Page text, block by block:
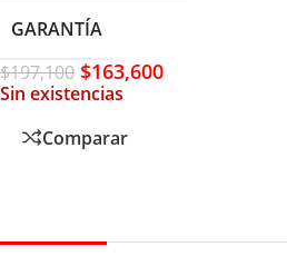
GARANTÍA
$197,100 $163,600
Sin existencias
Comparar